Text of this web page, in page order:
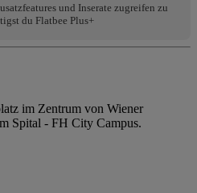
und Inserate zugreifen zu
du Flatbee Plus+
im Zentrum von Wiener
Spital - FH City Campus.